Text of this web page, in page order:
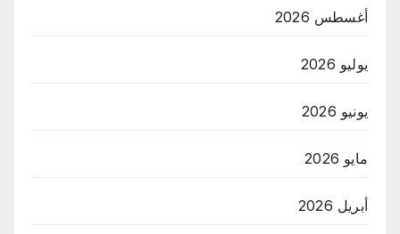
أغسطس 2026
يوليو 2026
يونيو 2026
مايو 2026
أبريل 2026